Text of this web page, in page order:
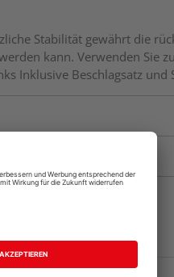
Stabilität gewährt die
kann. Verwenden Sie
Inklusive Beschlagsatz und